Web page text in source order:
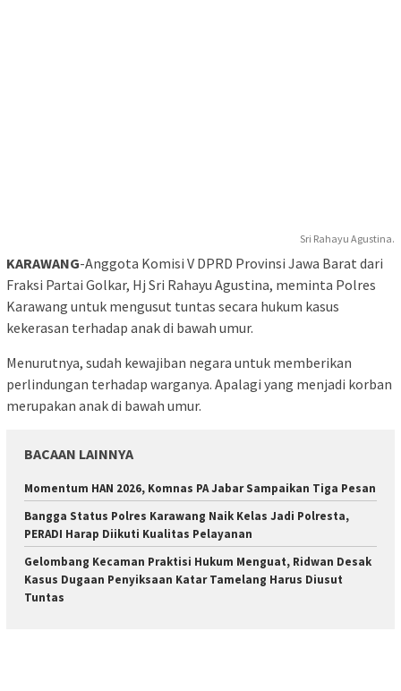
Sri Rahayu Agustina.
KARAWANG-Anggota Komisi V DPRD Provinsi Jawa Barat dari
Fraksi Partai Golkar, Hj Sri Rahayu Agustina, meminta Polres
Karawang untuk mengusut tuntas secara hukum kasus
kekerasan terhadap anak di bawah umur.
Menurutnya, sudah kewajiban negara untuk memberikan
perlindungan terhadap warganya. Apalagi yang menjadi korban
merupakan anak di bawah umur.
BACAAN LAINNYA
Momentum HAN 2026, Komnas PA Jabar Sampaikan Tiga Pesan
Bangga Status Polres Karawang Naik Kelas Jadi Polresta,
PERADI Harap Diikuti Kualitas Pelayanan
Gelombang Kecaman Praktisi Hukum Menguat, Ridwan Desak
Kasus Dugaan Penyiksaan Katar Tamelang Harus Diusut
Tuntas